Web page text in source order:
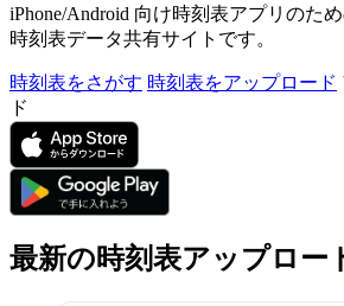
iPhone/Android 向け時刻表アプリのた
時刻表データ共有サイトです。
時刻表をさがす 時刻表をアップロード
ド
最新の時刻表アップロー